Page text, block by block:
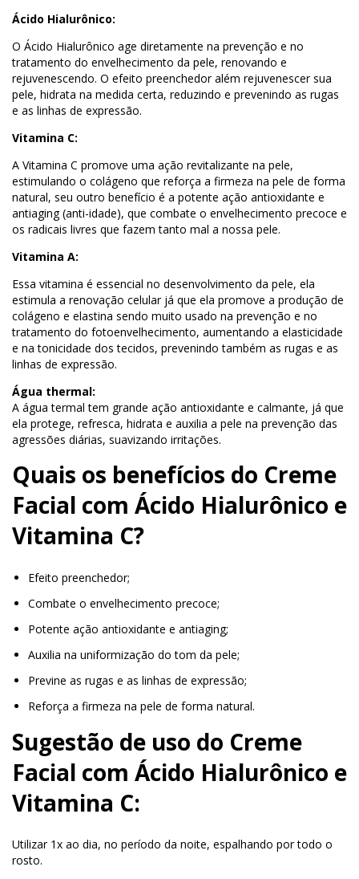
Ácido Hialurônico:
O Ácido Hialurônico age diretamente na prevenção e no
tratamento do envelhecimento da pele, renovando e
rejuvenescendo. O efeito preenchedor além rejuvenescer sua
pele, hidrata na medida certa, reduzindo e prevenindo as rugas
e as linhas de expressão.
Vitamina C:
A Vitamina C promove uma ação revitalizante na pele,
estimulando o colágeno que reforça a firmeza na pele de forma
natural, seu outro benefício é a potente ação antioxidante e
antiaging (anti-idade), que combate o envelhecimento precoce e
os radicais livres que fazem tanto mal a nossa pele.
Vitamina A:
Essa vitamina é essencial no desenvolvimento da pele, ela
estimula a renovação celular já que ela promove a produção de
colágeno e elastina sendo muito usado na prevenção e no
tratamento do fotoenvelhecimento, aumentando a elasticidade
e na tonicidade dos tecidos, prevenindo também as rugas e as
linhas de expressão.
Água thermal:
A água termal tem grande ação antioxidante e calmante, já que
ela protege, refresca, hidrata e auxilia a pele na prevenção das
agressões diárias, suavizando irritações.
Quais os benefícios do Creme
Facial com Ácido Hialurônico e
Vitamina C?
Efeito preenchedor;
Combate o envelhecimento precoce;
Potente ação antioxidante e antiaging;
Auxilia na uniformização do tom da pele;
Previne as rugas e as linhas de expressão;
Reforça a firmeza na pele de forma natural.
Sugestão de uso do Creme
Facial com Ácido Hialurônico e
Vitamina C:
Utilizar 1x ao dia, no período da noite, espalhando por todo o
rosto.